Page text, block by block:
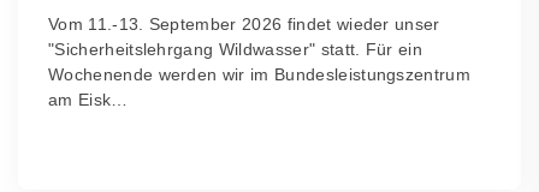
Vom 11.-13. September 2026 findet wieder unser
"Sicherheitslehrgang Wildwasser" statt. Für ein
Wochenende werden wir im Bundesleistungszentrum
am Eisk…